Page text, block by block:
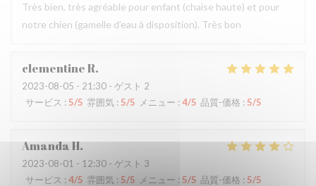
Très bien, très agréable pour enfant (chaise haute) et pour
notre chien (gamelle d’eau à disposition). Très bon
clementineR
2023-08-05 - 21:30 - ゲスト 2
サービス :5/5 雰囲気 : 5/5 メニュー : 4/5 品質-価格 :5/5
AmandaH
2023-08-01 - 12:30 - ゲスト 3
サービス : 4/5 雰囲気 : 5/5 メニュー : 5/5 品質-価格 : 5/5